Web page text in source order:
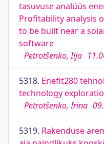
tasuvuse analüüs
Profitability analysis
to be built near a
software
Petrotšenko, Ilja
5318. Enefit280
technology
Petrotšenko, Irina
5319. Rakenduse